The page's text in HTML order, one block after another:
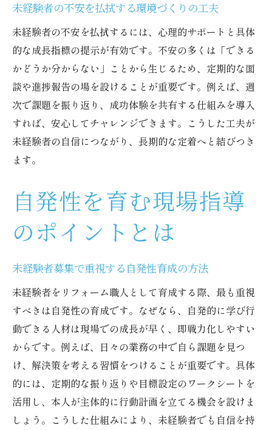
未経験者の不安を払拭する環境づくりの工夫
未経験者の不安を払拭するには、心理的サポートと具体
的な成長指標の提示が有効です。不安の多くは「できる
かどうか分からない」ことから生じるため、定期的な面
談や進捗報告の場を設けることが重要です。例えば、週
次で課題を振り返り、成功体験を共有する仕組みを導入
すれば、安心してチャレンジできます。こうした工夫が
未経験者の自信につながり、長期的な定着へと結びつき
ます。
自発性を育む現場指導
のポイントとは
未経験者募集で重視する自発性育成の方法
未経験者をリフォーム職人として育成する際、最も重視
すべきは自発性の育成です。なぜなら、自発的に学び行
動できる人材は現場での成長が早く、即戦力化しやすい
からです。例えば、日々の業務の中で自ら課題を見つ
け、解決策を考える習慣をつけることが重要です。具体
的には、定期的な振り返りや目標設定のワークシートを
活用し、本人が主体的に行動計画を立てる機会を設けま
しょう。こうした仕組みにより、未経験者でも自信を持